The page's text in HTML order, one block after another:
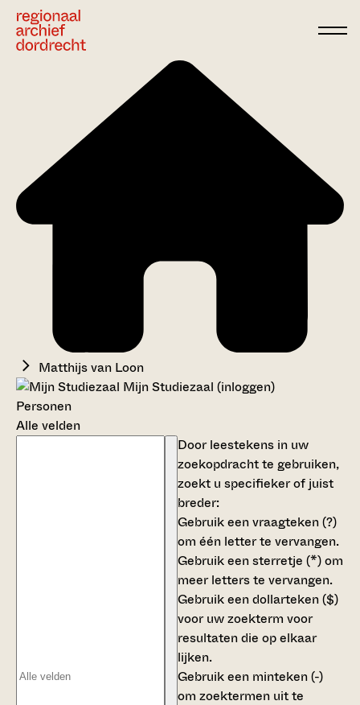
Matthijs van Loon
Mijn Studiezaal (inloggen)
Personen
Alle velden
Door leestekens in uw
zoekopdracht te gebruiken,
zoekt u specifieker of juist
breder:
Gebruik eenvraagteken (?)
om één letter te vervangen.
Gebruik eensterretje (*)om
meer letters te vervangen.
Gebruik eendollarteken ($)
voor uw zoekterm voor
resultaten die op elkaar
lijken.
Gebruik een minteken (-)
om zoektermen uit te